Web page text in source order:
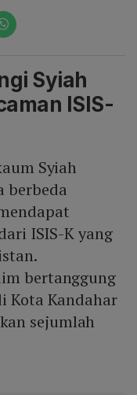
Syiah
ISIS-
Syiah
berbeda
ISIS-K yang
bertanggung
Kota Kandahar
sejumlah